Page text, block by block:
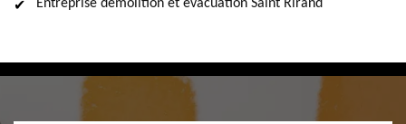
Entreprise démolition et évacuation Saint Rirand